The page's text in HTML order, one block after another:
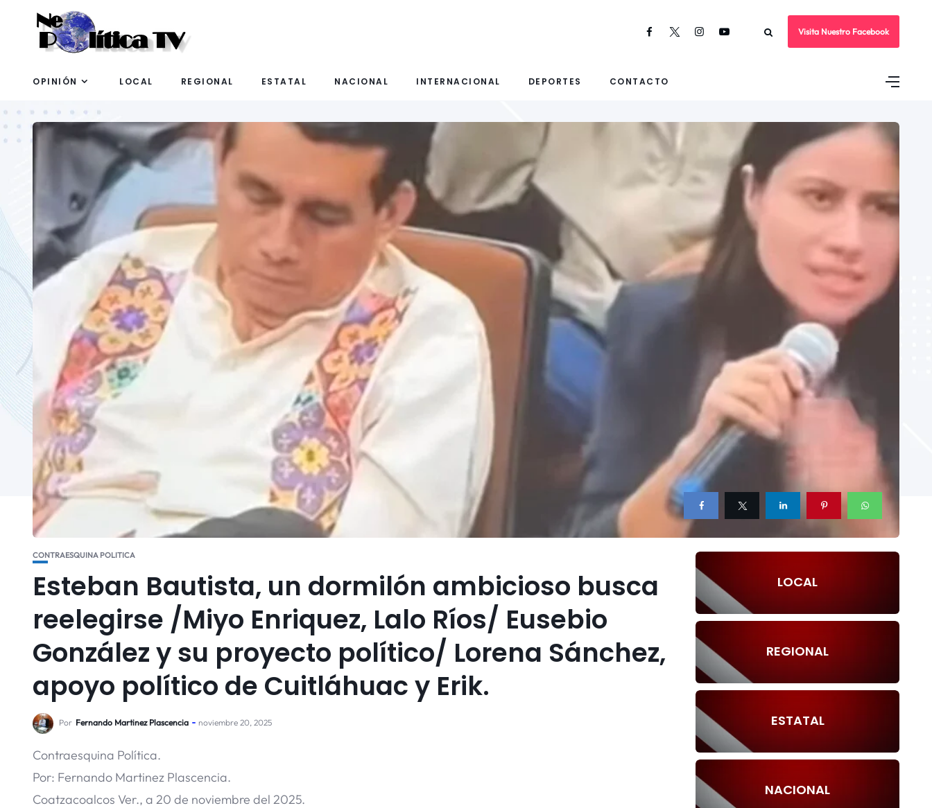
Visita Nuestro Facebook
OPINIÓN LOCAL REGIONAL ESTATAL NACIONAL INTERNACIONAL DEPORTES CONTACTO
CONTRAESQUINA POLITICA
Esteban Bautista, un dormilón ambicioso busca
reelegirse /Miyo Enriquez, Lalo Ríos/ Eusebio
González y su proyecto político/ Lorena Sánchez,
apoyo político de Cuitláhuac y Erik.
Por Fernando Martinez Plascencia noviembre 20, 2025
Contraesquina Política.
Por: Fernando Martinez Plascencia.
Coatzacoalcos Ver., a 20 de noviembre del 2025.
LOCAL
REGIONAL
ESTATAL
NACIONAL